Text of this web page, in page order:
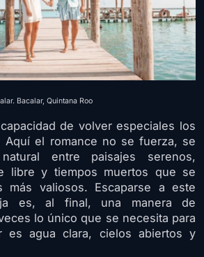
Bacalar, Quintana Roo
de volver especiales los
Aquí el romance no se fuerza, se
entre paisajes serenos,
libre y tiempos muertos que se
más valiosos. Escaparse a este
es, al final, una manera de
lo único que se necesita para
es agua clara, cielos abiertos y